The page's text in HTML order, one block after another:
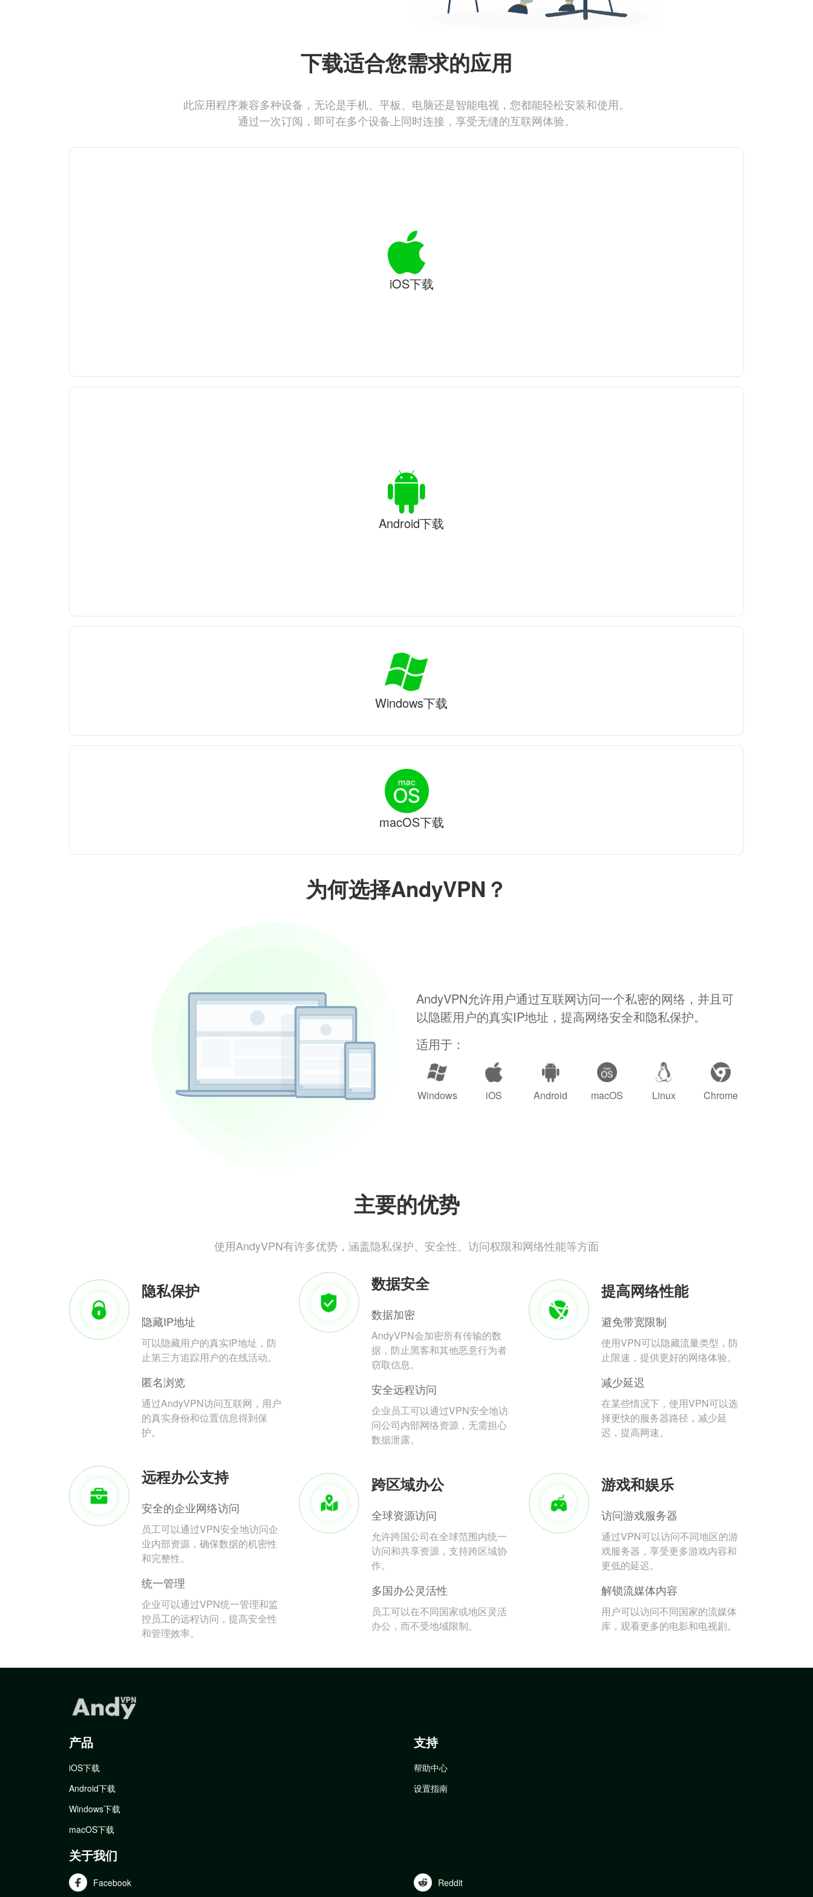
为何选择AndyVPN？
AndyVPN允许用户通过互联网访问一个私密的网络，并且可
以隐匿用户的真实IP地址，提高网络安全和隐私保护。
适用于：
Windows iOS Android macOS Linux Chrome
主要的优势
使用AndyVPN有许多优势，涵盖隐私保护、安全性、访问权限和网络性能等方面
隐私保护
隐藏IP地址
可以隐藏用户的真实IP地址，防
止第三方追踪用户的在线活动。
匿名浏览
通过AndyVPN访问互联网，用户
的真实身份和位置信息得到保
护。
数据安全
数据加密
AndyVPN会加密所有传输的数
据，防止黑客和其他恶意行为者
窃取信息。
安全远程访问
企业员工可以通过VPN安全地访
问公司内部网络资源，无需担心
数据泄露。
提高网络性能
避免带宽限制
使用VPN可以隐藏流量类型，防
止限速，提供更好的网络体验。
减少延迟
在某些情况下，使用VPN可以选
择更快的服务器路径，减少延
迟，提高网速。
远程办公支持
安全的企业网络访问
员工可以通过VPN安全地访问企
业内部资源，确保数据的机密性
和完整性。
统一管理
企业可以通过VPN统一管理和监
控员工的远程访问，提高安全性
和管理效率。
跨区域办公
全球资源访问
允许跨国公司在全球范围内统一
访问和共享资源，支持跨区域协
作。
多国办公灵活性
员工可以在不同国家或地区灵活
办公，而不受地域限制。
游戏和娱乐
访问游戏服务器
通过VPN可以访问不同地区的游
戏服务器，享受更多游戏内容和
更低的延迟。
解锁流媒体内容
用户可以访问不同国家的流媒体
库，观看更多的电影和电视剧。
下载适合您需求的应用
此应用程序兼容多种设备，无论是手机、平板、电脑还是智能电视，您都能轻松安装和使用。
通过一次订阅，即可在多个设备上同时连接，享受无缝的互联网体验。
iOS下载
Android下载
Windows下载
macOS下载
产品
iOS下载
Android下载
Windows下载
macOS下载
支持
帮助中心
设置指南
关于我们
Facebook Reddit